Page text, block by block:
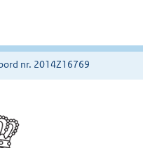
nr. 2014Z16769